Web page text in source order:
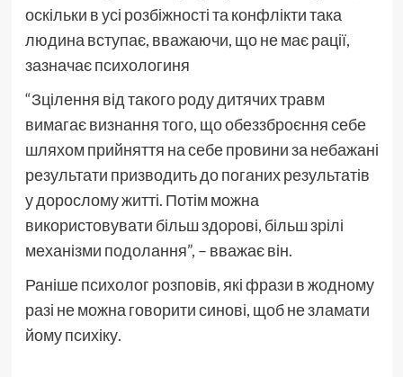
оскільки в усі розбіжності та конфлікти така
людина вступає, вважаючи, що не має рації,
зазначає психологиня
“Зцілення від такого роду дитячих травм
вимагає визнання того, що обеззброєння себе
шляхом прийняття на себе провини за небажані
результати призводить до поганих результатів
у дорослому житті. Потім можна
використовувати більш здорові, більш зрілі
механізми подолання”, – вважає він.
Раніше психолог розповів, які фрази в жодному
разі не можна говорити синові, щоб не зламати
йому психіку.